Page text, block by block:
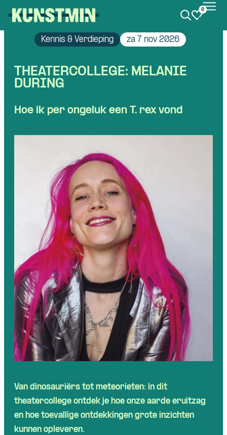
Skip navigatie
0
Kennis & Verdieping za 7 nov 2026
THEATERCOLLEGE: MELANIE
DURING
Hoe ik per ongeluk een T. rex vond
Van dinosauriërs tot meteorieten: in dit
theatercollege ontdek je hoe onze aarde eruitzag
en hoe toevallige ontdekkingen grote inzichten
kunnen opleveren.